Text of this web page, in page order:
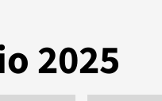
2025